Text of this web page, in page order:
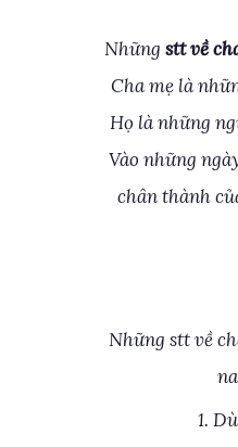
Những stt về
Cha mẹ là
Họ là những
Vào những
chân thành
Những stt về
1.